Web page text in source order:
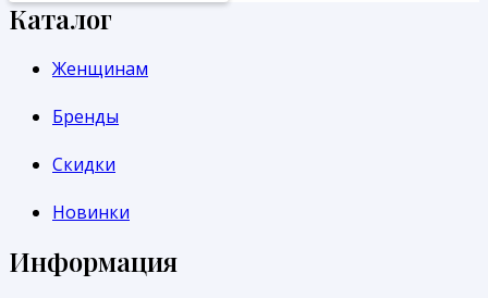
Каталог
Женщинам
Бренды
Скидки
Новинки
Информация